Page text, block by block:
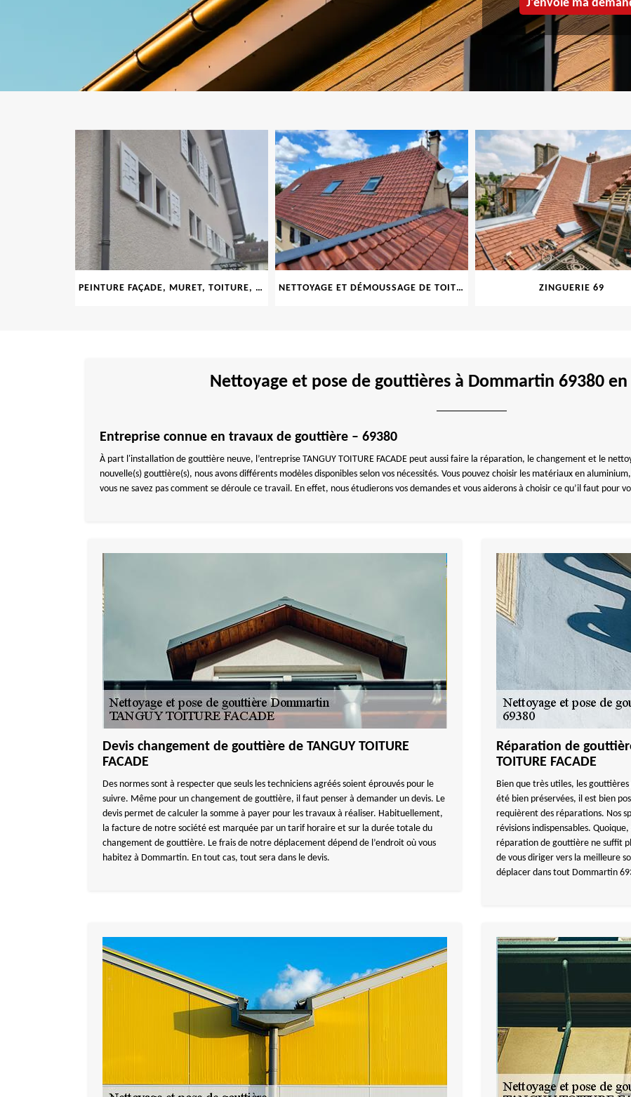
PEINTURE FAÇADE, MURET, TOITURE, BOISERIE, FERRONERIE, GOUTTIÈRE 69 NETTOYAGE ET DÉMOUSSAGE DE TOITURE ET FAÇADE 69 ZINGUERIE 69
Nettoyage et pose de gouttières à Dommartin 69380
Entreprise connue en travaux de gouttière – 69380
À part l'installation de gouttière neuve, l’entreprise TANGUY TOITURE FACADE peut aussi faire la réparation, le changement et le
nouvelle(s) gouttière(s), nous avons différents modèles disponibles selon vos nécessités. Vous pouvez choisir les matériaux en
vous ne savez pas comment se déroule ce travail. En effet, nous étudierons vos demandes et vous aiderons à choisir ce qu’il faut pour
Devis changement de gouttière de TANGUY TOITURE
FACADE
Des normes sont à respecter que seuls les techniciens agréés soient éprouvés pour le
suivre. Même pour un changement de gouttière, il faut penser à demander un devis. Le
devis permet de calculer la somme à payer pour les travaux à réaliser. Habituellement,
la facture de notre société est marquée par un tarif horaire et sur la durée totale du
changement de gouttière. Le frais de notre déplacement dépend de l’endroit où vous
habitez à Dommartin. En tout cas, tout sera dans le devis.
Réparation de
TOITURE FACADE
Bien que très utiles, les gouttières
été bien préservées, il est bien
requièrent des réparations. Nos
révisions indispensables.
réparation de gouttière ne suffit
de vous diriger vers la meilleure
déplacer dans tout Dommartin